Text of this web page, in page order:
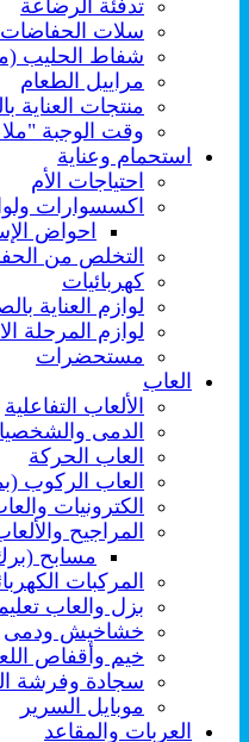
تدفئة الرضاعة
سلات الحفاضات
شفاط الحليب
مراييل الطعام
منتجات العناية
وقت الوجبة
استحمام وعناية
احتياجات الأم
اكسسوارات
احواض
التخلص من
كهربائيات
لوازم العناية
لوازم المرحلة
مستحضرات
العاب
الألعاب التفاعلية
الدمى
العاب الحركة
العاب الركوب
الكترونيات
المراجيح
مسابح
المركبات
بزل والعاب
خشاخيش ودمى
خيم وأقفاص
سجادة وفرشة
موبايل السرير
العربات والمقاعد